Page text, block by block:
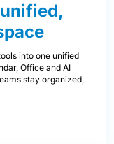
into one unified
Office and AI
stay organized,